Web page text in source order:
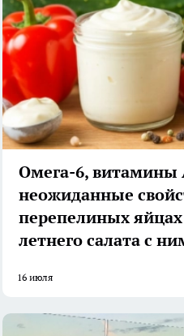
Омега-6, витамины
неожиданные
перепелиных
летнего салата с
16 июля